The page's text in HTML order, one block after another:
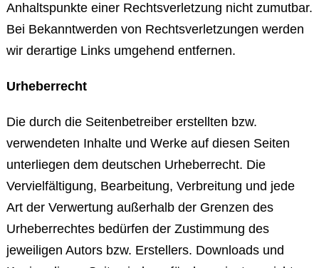
Anhaltspunkte einer Rechtsverletzung nicht zumutbar.
Bei Bekanntwerden von Rechtsverletzungen werden
wir derartige Links umgehend entfernen.
Urheberrecht
Die durch die Seitenbetreiber erstellten bzw.
verwendeten Inhalte und Werke auf diesen Seiten
unterliegen dem deutschen Urheberrecht. Die
Vervielfältigung, Bearbeitung, Verbreitung und jede
Art der Verwertung außerhalb der Grenzen des
Urheberrechtes bedürfen der Zustimmung des
jeweiligen Autors bzw. Erstellers. Downloads und